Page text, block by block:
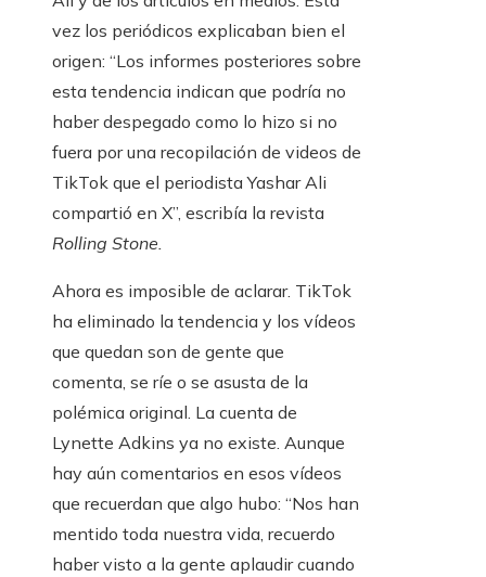
vez los periódicos explicaban bien el
origen: “Los informes posteriores sobre
esta tendencia indican que podría no
haber despegado como lo hizo si no
fuera por una recopilación de videos de
TikTok que el periodista Yashar Ali
compartió en X”, escribía la revista
Rolling Stone.
Ahora es imposible de aclarar. TikTok
ha eliminado la tendencia y los vídeos
que quedan son de gente que
comenta, se ríe o se asusta de la
polémica original. La cuenta de
Lynette Adkins ya no existe. Aunque
hay aún comentarios en esos vídeos
que recuerdan que algo hubo: “Nos han
mentido toda nuestra vida, recuerdo
haber visto a la gente aplaudir cuando